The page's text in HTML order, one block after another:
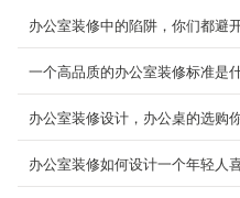
办公室装修中的陷阱，你们都避
一个高品质的办公室装修标准是
办公室装修设计，办公桌的选购
办公室装修如何设计一个年轻人
我们在房屋
常的温馨舒...
2018-06-28
创意办公室
本案设计针